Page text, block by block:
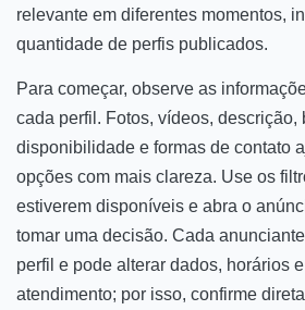
relevante em diferentes momentos,
quantidade de perfis publicados.
Para começar, observe as
cada perfil. Fotos, vídeos, descrição,
disponibilidade e formas de contato
opções com mais clareza. Use os
estiverem disponíveis e abra o
tomar uma decisão. Cada
perfil e pode alterar dados, horários
atendimento; por isso, confirme